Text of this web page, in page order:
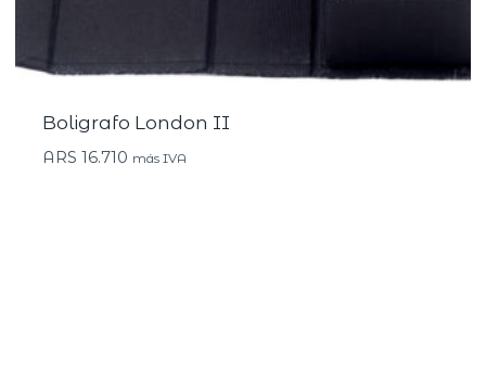
Boligrafo London II
ARS 16.710 más IVA